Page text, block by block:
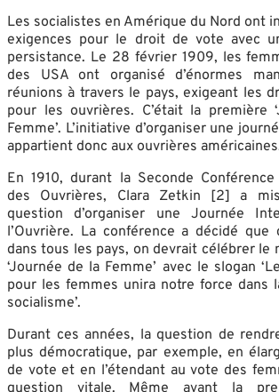
Les socialistes en Amérique du Nord ont
exigences pour le droit de vote avec
persistance. Le 28 février 1909, les
des USA ont organisé d’énormes
réunions à travers le pays, exigeant les
pour les ouvrières. C’était la première
Femme’. L’initiative d’organiser une
appartient donc aux ouvrières
En 1910, durant la Seconde
des Ouvrières, Clara Zetkin [2] a
question d’organiser une Journée
l’Ouvrière. La conférence a décidé que
dans tous les pays, on devrait célébrer le
‘Journée de la Femme’ avec le slogan
pour les femmes unira notre force dans
socialisme’.
Durant ces années, la question de
plus démocratique, par exemple, en
de vote et en l’étendant au vote des
question vitale. Même avant la